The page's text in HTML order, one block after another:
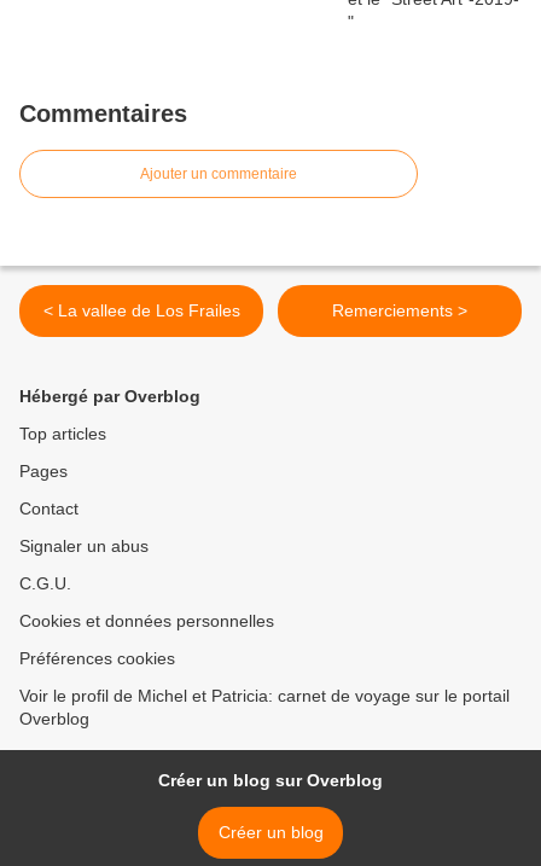
Commentaires
Ajouter un commentaire
< La vallee de Los Frailes Remerciements >
Hébergé par Overblog
Top articles
Pages
Contact
Signaler un abus
C.G.U.
Cookies et données personnelles
Préférences cookies
Voir le profil de Michel et Patricia: carnet de voyage sur le portail
Overblog
Créer un blog sur Overblog
Créer un blog